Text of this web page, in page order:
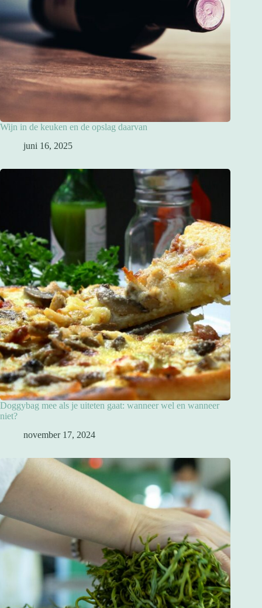
Wijn in de keuken en de opslag daarvan
juni 16, 2025
Doggybag mee als je uiteten gaat: wanneer wel en wanneer
niet?
november 17, 2024